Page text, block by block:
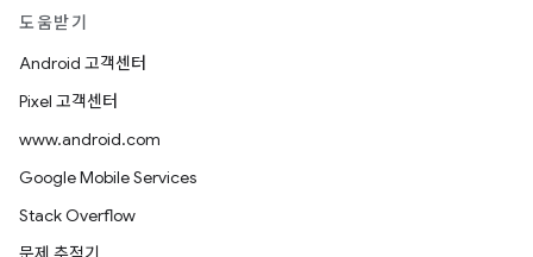
도움받기
Android 고객센터
Pixel 고객센터
www.android.com
Google Mobile Services
Stack Overflow